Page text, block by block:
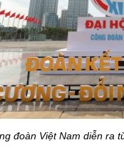
đoàn Việt Nam diễn ra